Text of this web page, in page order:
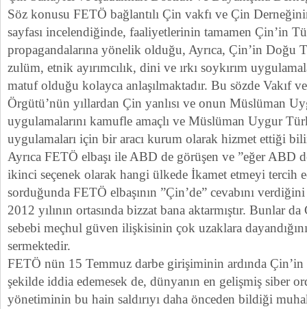
Söz konusu FETÖ bağlantılı Çin vakfı ve Çin
sayfası incelendiğinde, faaliyetlerinin tamamen Çin’in
propagandalarına yönelik olduğu, Ayrıca, Çin’in Doğu
zulüm, etnik ayırımcılık, dini ve ırkı soykırım
matuf olduğu kolayca anlaşılmaktadır. Bu sözde Vakıf
Örgütü’nün yıllardan Çin yanlısı ve onun Müslüman
uygulamalarını kamufle amaçlı ve Müslüman Uygur
uygulamaları için bir aracı kurum olarak hizmet ettiği
Ayrıca FETÖ elbaşı ile ABD de görüşen ve ”eğer ABD
ikinci seçenek olarak hangi ülkede İkamet etmeyi tercih
sorduğunda FETÖ elbaşının ”Çin’de” cevabını
2012 yılının ortasında bizzat bana aktarmıştır. Bunlar
sebebi meçhul güven ilişkisinin çok uzaklara
sermektedir.
FETÖ nün 15 Temmuz darbe girişiminin ardında
şekilde iddia edemesek de, dünyanın en gelişmiş siber
yönetiminin bu hain saldırıyı daha önceden bildiği